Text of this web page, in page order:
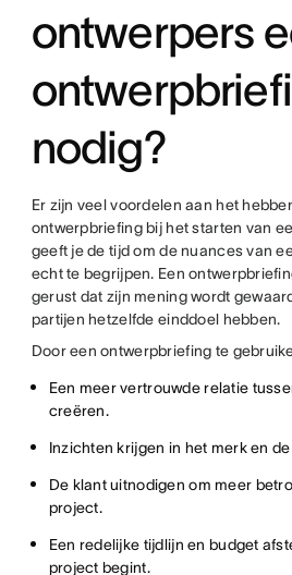
ontwerpers
nodig?
Er zijn veel voordelen aan het
ontwerpbriefing bij het starten van
geeft je de tijd om de nuances van
echt te begrijpen. Een
gerust dat zijn mening wordt
partijen hetzelfde einddoel hebben.
Door een ontwerpbriefing te
Een meer vertrouwde relatie
creëren.
Inzichten krijgen in het merk en
De klant uitnodigen om meer
project.
Een redelijke tijdlijn en budget
project begint.